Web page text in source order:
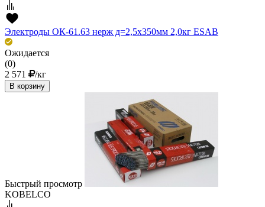
Электроды ОК-61.63 нерж д=2,5х350мм 2,0кг ESAB
Ожидается
(0)
2 571
/кг
В корзину
Быстрый просмотр
KOBELCO